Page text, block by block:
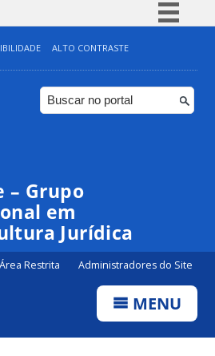
Simplifique!
Comunica BR
Participe
ALTO CONTRASTE
– Grupo
em
Jurídica
Área Restrita Administradores do Site
MENU